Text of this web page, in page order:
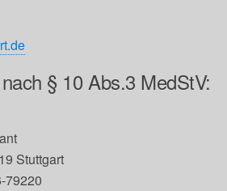
§ 10 Abs.3 MedStV:
Stuttgart
79220